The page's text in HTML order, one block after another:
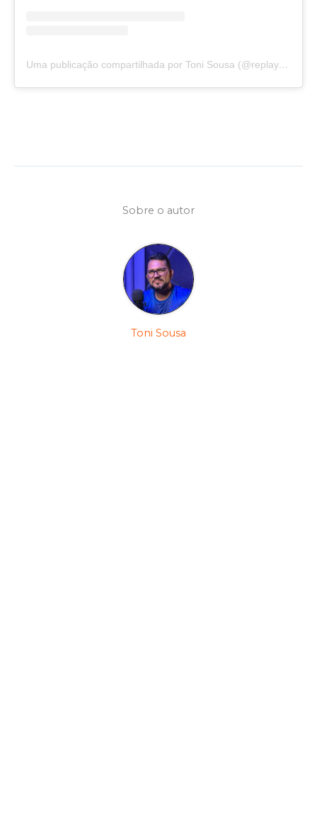
Uma publicação compartilhada por Toni Sousa (@replaycomtonisousa)
Sobre o autor
Toni Sousa